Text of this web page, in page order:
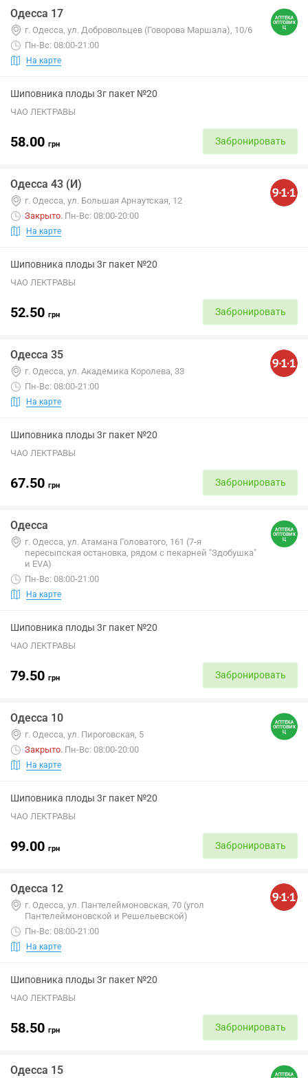
Одесса 17
г. Одесса, ул. Добровольцев (Говорова Маршала), 10/6
Пн-Вс: 08:00-21:00
На карте
Шиповника плоды 3г пакет №20
ЧАО ЛЕКТРАВЫ
58.00 грн Забронировать
Одесса 43 (И)
г. Одесса, ул. Большая Арнаутская, 12
Закрыто. Пн-Вс: 08:00-20:00
На карте
Шиповника плоды 3г пакет №20
ЧАО ЛЕКТРАВЫ
52.50 грн Забронировать
Одесса 35
г. Одесса, ул. Академика Королева, 33
Пн-Вс: 08:00-21:00
На карте
Шиповника плоды 3г пакет №20
ЧАО ЛЕКТРАВЫ
67.50 грн Забронировать
Одесса
г. Одесса, ул. Атамана Головатого, 161 (7-я
пересыпская остановка, рядом с пекарней "Здобушка"
и EVA)
Пн-Вс: 08:00-21:00
На карте
Шиповника плоды 3г пакет №20
ЧАО ЛЕКТРАВЫ
79.50 грн Забронировать
Одесса 10
г. Одесса, ул. Пироговская, 5
Закрыто. Пн-Вс: 08:00-20:00
На карте
Шиповника плоды 3г пакет №20
ЧАО ЛЕКТРАВЫ
99.00 грн Забронировать
Одесса 12
г. Одесса, ул. Пантелеймоновская, 70 (угол
Пантелеймоновской и Решельевской)
Пн-Вс: 08:00-21:00
На карте
Шиповника плоды 3г пакет №20
ЧАО ЛЕКТРАВЫ
58.50 грн Забронировать
Одесса 15